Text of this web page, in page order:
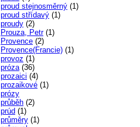
proud stejnosměrný (1)
proud střídavý (1)
proudy (2)
Prouza, Petr(1)
Provence (2)
Provence(Francie) (1)
provoz (1)
próza(36)
prozaici (4)
prozaikové (1)
prózy
průběh (2)
prúd (1)
průměry (1)